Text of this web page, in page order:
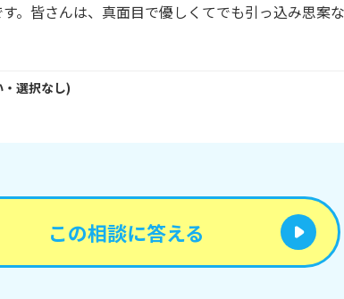
。皆さんは、真面目で優しくてでも引っ込み思案
選択なし)
この相談に答える